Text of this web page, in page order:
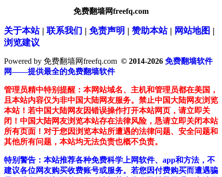
免费翻墙网freefq.com
关于本站| 联系我们 | 免责声明 | 赞助本站| 网站地图 |
浏览建议
Powered by 免费翻墙网freefq.com © 2014-2026 免费翻墙软件
网——提供最全的免费翻墙软件
管理员精中特别提醒：本网站域名、主机和管理员都在美国，
且本站内容仅为非中国大陆网友服务。禁止中国大陆网友浏览
本站！若中国大陆网友因错误操作打开本站网页，请立即关
闭！中国大陆网友浏览本站存在法律风险，恳请立即关闭本站
所有页面！对于您因浏览本站所遭遇的法律问题、安全问题和
其他所有问题，本站均无法负责也概不负责。
特别警告：本站推荐各种免费科学上网软件、app和方法，不
建议各位网友购买收费账号或服务。若您因付费购买而遭遇骗